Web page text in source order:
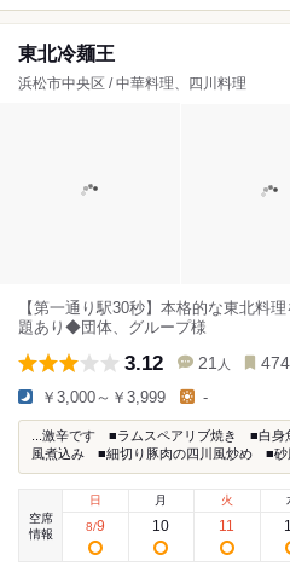
東北冷麺王
浜松市中央区 / 中華料理、四川料理
【第一通り駅30秒】本格的な東北料
題あり◆団体、グループ様
3.12 21 人 474
￥3,000～￥3,999 -
...激辛です ■ラムスペアリブ焼き ■白身
風煮込み ■細切り豚肉の四川風炒め ■砂
空席
情報
日
8/9
月
10
火
11